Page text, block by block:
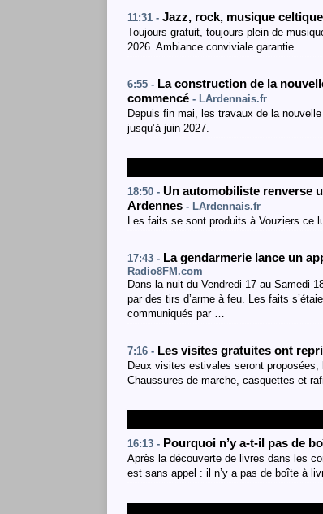
11:31 - Jazz, rock, musique
Toujours gratuit, toujours plein de
2026. Ambiance conviviale garantie.
6:55 - La construction de la
commencé - LArdennais.fr
Depuis fin mai, les travaux de la
jusqu’à juin 2027.
18:50 - Un automobiliste renverse
Ardennes - LArdennais.fr
Les faits se sont produits à Vouziers ce
17:43 - La gendarmerie lance un
Radio8FM.com
Dans la nuit du Vendredi 17 au Samedi
par des tirs d’arme à feu. Les faits
communiqués par …
7:16 - Les visites gratuites ont
Deux visites estivales seront
Chaussures de marche, casquettes et
16:13 - Pourquoi n’y a-t-il pas de
Après la découverte de livres dans les
est sans appel : il n’y a pas de boîte à